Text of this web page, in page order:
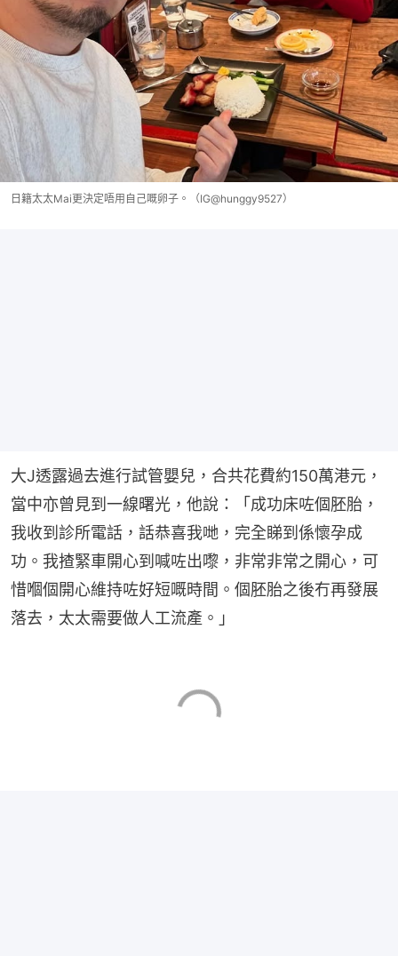
日籍太太Mai更決定唔用自己嘅卵子。（IG@hunggy9527）
大J透露過去進行試管嬰兒，合共花費約150萬港元，
當中亦曾見到一線曙光，他說：「成功床咗個胚胎，
我收到診所電話，話恭喜我哋，完全睇到係懷孕成
功。我揸緊車開心到喊咗出嚟，非常非常之開心，可
惜嗰個開心維持咗好短嘅時間。個胚胎之後冇再發展
落去，太太需要做人工流產。」